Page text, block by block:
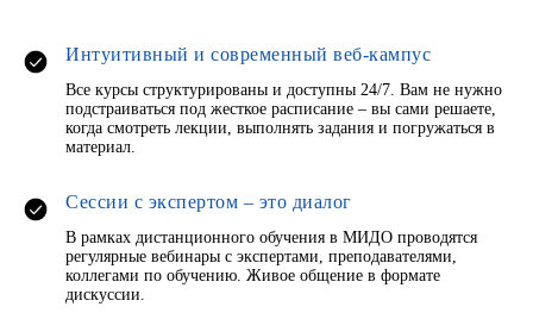
Интуитивный и современный веб-кампус
Все курсы структурированы и доступны 24/7. Вам не нужно
подстраиваться под жесткое расписание – вы сами решаете,
когда смотреть лекции, выполнять задания и погружаться в
материал.
Сессии с экспертом – это диалог
В рамках дистанционного обучения в МИДО проводятся
регулярные вебинары с экспертами, преподавателями,
коллегами по обучению. Живое общение в формате
дискуссии.